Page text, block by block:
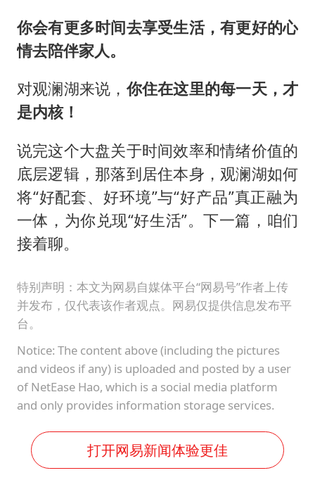
你会有更多时间去享受生活，有更好的心
情去陪伴家人。
对观澜湖来说，你住在这里的每一天，才
是内核！
说完这个大盘关于时间效率和情绪价值的
底层逻辑，那落到居住本身，观澜湖如何
将“好配套、好环境”与“好产品”真正融为
一体，为你兑现“好生活”。下一篇，咱们
接着聊。
特别声明：本文为网易自媒体平台“网易号”作者上传
并发布，仅代表该作者观点。网易仅提供信息发布平
台。
Notice: The content above (including the pictures
and videos if any) is uploaded and posted by a user
of NetEase Hao, which is a social media platform
and only provides information storage services.
打开网易新闻体验更佳